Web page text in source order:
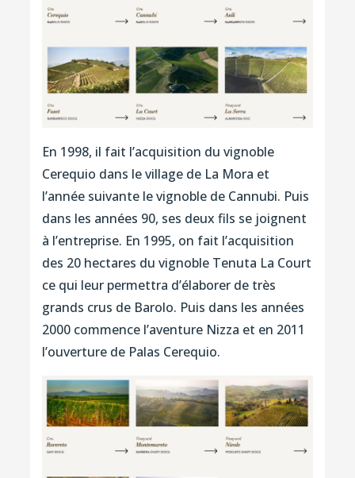
En 1998, il fait l’acquisition du vignoble
Cerequio dans le village de La Mora et
l’année suivante le vignoble de Cannubi. Puis
dans les années 90, ses deux fils se joignent
à l’entreprise. En 1995, on fait l’acquisition
des 20 hectares du vignoble Tenuta La Court
ce qui leur permettra d’élaborer de très
grands crus de Barolo. Puis dans les années
2000 commence l’aventure Nizza et en 2011
l’ouverture de Palas Cerequio.